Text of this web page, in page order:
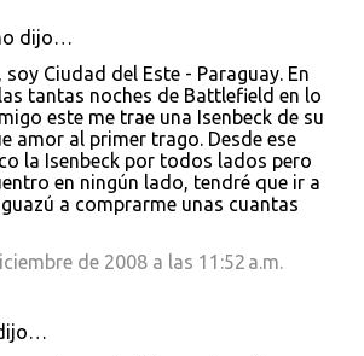
dijo…
soy Ciudad del Este - Paraguay. En
tantas noches de Battlefield en lo
este me trae una Isenbeck de su
amor al primer trago. Desde ese
la Isenbeck por todos lados pero
en ningún lado, tendré que ir a
a comprarme unas cuantas
de 2008 a las 11:52 a.m.